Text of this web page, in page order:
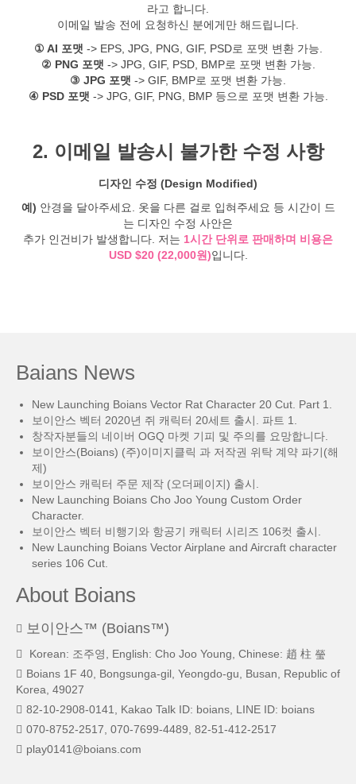
라고 합니다.
이메일 발송 전에 요청하신 분에게만 해드립니다.
① AI 포맷 -> EPS, JPG, PNG, GIF, PSD로 포맷 변환 가능.
② PNG 포맷 -> JPG, GIF, PSD, BMP로 포맷 변환 가능.
③ JPG 포맷 -> GIF, BMP로 포맷 변환 가능.
④ PSD 포맷 -> JPG, GIF, PNG, BMP 등으로 포맷 변환 가능.
2. 이메일 발송시 불가한 수정 사항
디자인 수정 (Design Modified)
예) 안경을 달아주세요. 옷을 다른 걸로 입혀주세요 등 시간이 드
는 디자인 수정 사안은
추가 인건비가 발생합니다. 저는 1시간 단위로 판매하며 비용은
USD $20 (22,000원)입니다.
Baians News
New Launching Boians Vector Rat Character 20 Cut. Part 1.
보이안스 벡터 2020년 쥐 캐릭터 20세트 출시. 파트 1.
창작자분들의 네이버 OGQ 마켓 기피 및 주의를 요망합니다.
보이안스(Boians) (주)이미지클릭 과 저작권 위탁 계약 파기(해
제)
보이안스 캐릭터 주문 제작 (오더페이지) 출시.
New Launching Boians Cho Joo Young Custom Order
Character.
보이안스 벡터 비행기와 항공기 캐릭터 시리즈 106컷 출시.
New Launching Boians Vector Airplane and Aircraft character
series 106 Cut.
About Boians
보이안스™ (Boians™)
Korean: 조주영, English: Cho Joo Young, Chinese: 趙 柱 瑩
Boians 1F 40, Bongsunga-gil, Yeongdo-gu, Busan, Republic of
Korea, 49027
82-10-2908-0141, Kakao Talk ID: boians, LINE ID: boians
070-8752-2517, 070-7699-4489, 82-51-412-2517
play0141@boians.com